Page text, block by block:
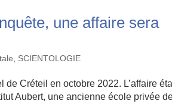
une affaire sera
, SCIENTOLOGIE
Créteil en octobre 2022. L’affaire
Aubert, une ancienne école privée